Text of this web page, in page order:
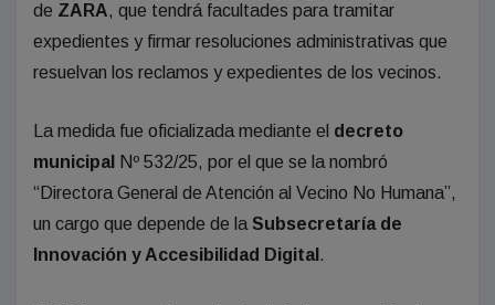
de ZARA, que tendrá facultades para tramitar
expedientes y firmar resoluciones administrativas que
resuelvan los reclamos y expedientes de los vecinos.
La medida fue oficializada mediante el decreto
municipal Nº 532/25, por el que se la nombró
“Directora General de Atención al Vecino No Humana”,
un cargo que depende de la Subsecretaría de
Innovación y Accesibilidad Digital .